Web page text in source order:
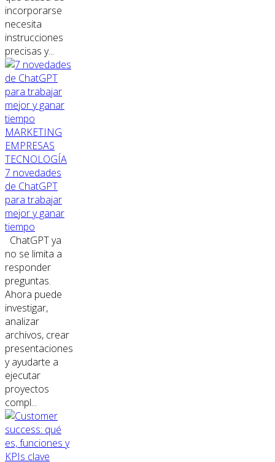
incorporarse
necesita
instrucciones
precisas y...
MARKETING
EMPRESAS
TECNOLOGÍA
7 novedades
de ChatGPT
para trabajar
mejor y ganar
tiempo
ChatGPT ya
no se limita a
responder
preguntas.
Ahora puede
investigar,
analizar
archivos, crear
presentaciones
y ayudarte a
ejecutar
proyectos
compl...